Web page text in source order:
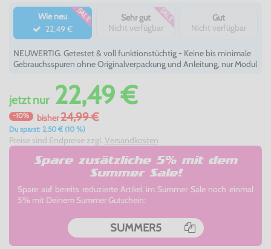
Wie neu
22,49 €
SALE
Sehr gut
Nicht verfügbar
SALE
Gut
Nicht verfügbar
NEUWERTIG. Getestet & voll funktionstüchtig - Keine bis minimale
Gebrauchsspuren ohne Originalverpackung und Anleitung, nur Modul
jetztnur22,49 €
-10% bisher24,99 €
Du sparst: 2,50 € (10 %)
Preise sind Endpreise zzgl. Versandkosten
Spare zusätzliche 5% mit dem
Summer Sale!
Spare auf bereits reduzierte Artikel im Summer Sale noch einmal
5% mit Deinem Summer Gutschein:
SUMMER5